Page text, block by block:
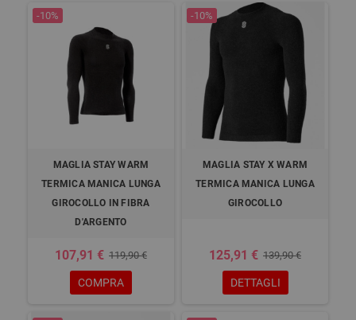
-10%
MAGLIA STAY WARM
TERMICA MANICA LUNGA
GIROCOLLO IN FIBRA
D'ARGENTO
107,91 € 119,90 €
COMPRA
-10%
MAGLIA STAY X WARM
TERMICA MANICA LUNGA
GIROCOLLO
125,91 € 139,90 €
DETTAGLI